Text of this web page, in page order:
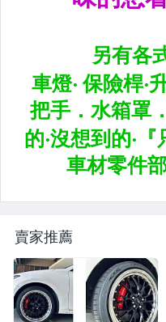
內.外把手.後視鏡.LED後視鏡
大燈框.後燈框.側燈框.霧燈框
煞車油門踏板.冷光迎賓踏板
排氣管.內龜板.下護板.擋泥板
牌照燈.室內燈.照地燈
原廠改裝水箱罩.通風網
非常機車
車用精品百貨類.各車系晴雨窗
避震器.卡鉗.來另片.短彈簧
賣家推薦